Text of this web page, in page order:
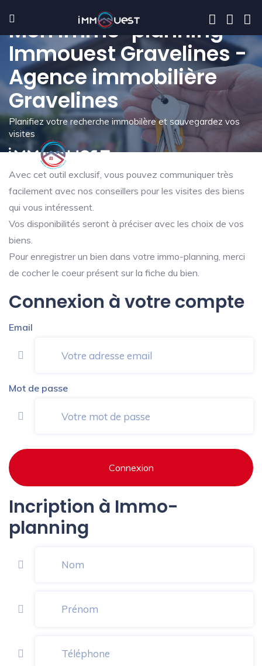
Mon immo-planning -
Immouest Gravelines -
Agence immobilière
Gravelines
Planifiez votre recherche immobilère et sauvegardez vos
visites
Avec cet outil exclusif, vous pouvez communiquer très
facilement avec nos conseillers pour les visites des biens
qui vous intéressent.
Vos disponibilités seront à préciser avec les choix de vos
biens.
Pour enregistrer un bien dans votre immo-planning, merci
de cocher le coeur présent sur la fiche du bien.
Connexion à votre compte
Email
Mot de passe
Connexion
Incription à Immo-
planning